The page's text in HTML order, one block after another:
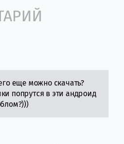
еще можно скачать?
попрутся в эти андроид